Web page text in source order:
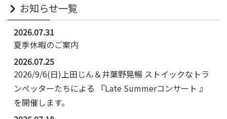
お知らせ一覧
2026.07.31
夏季休暇のご案内
2026.07.25
2026/9/6(日)上田じん＆井葉野晃暢 ストイックなトラ
ンぺッターたちによる 『Late Summerコンサート 』
を開催します。